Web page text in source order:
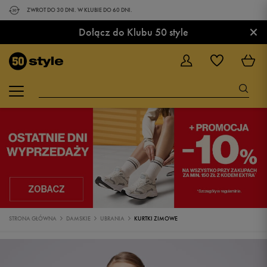
ZWROT DO 30 DNI. W KLUBIE DO 60 DNI.
Dołącz do Klubu 50 style ×
STRONA GŁÓWNA DAMSKIE UBRANIA KURTKI ZIMOWE